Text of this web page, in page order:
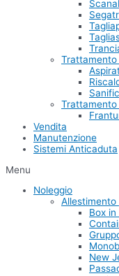
Trattamento
Vendita
Manutenzione
Sistemi Anticaduta
Menu
Noleggio
Box in
New